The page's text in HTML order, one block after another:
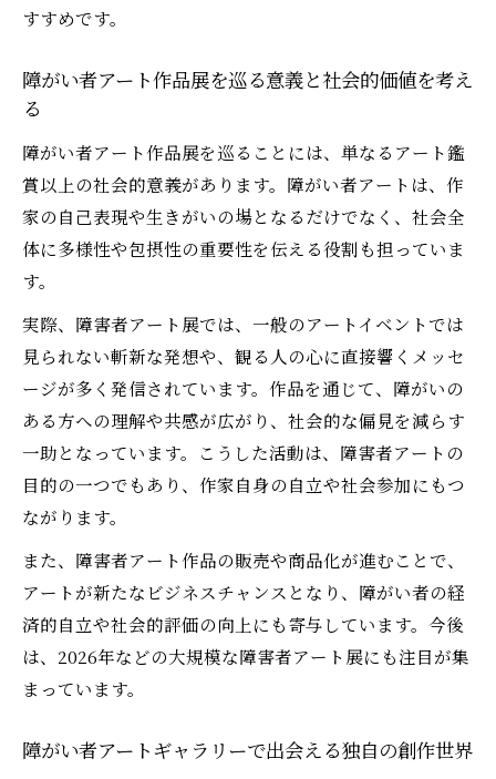
障がい者アート展の多様な楽しみ方と活用術
め方
の場
障がい者アート展参加で得られる最新情報
活用術
障がい者アート商品化を意識した展覧会の
障がい者アートギャラリー巡りで楽しむ応
援体験
ギャラリー巡りで知る障がい者アート業界の今
障がい者アート業界の現状とギャラリスト
の役割
障がい者アートギャラリーの運営と市場構
造を探る
障がい者アートビジネスで注目のギャラリ
スト事情
障がい者アート展と公募を支える業界の仕
組み
測する
すすめです。
障がい者アート作品展を巡る意義と社会的価値を考え
る
障がい者アート作品展を巡ることには、単なるアート鑑
賞以上の社会的意義があります。障がい者アートは、作
家の自己表現や生きがいの場となるだけでなく、社会全
体に多様性や包摂性の重要性を伝える役割も担っていま
す。
実際、障害者アート展では、一般のアートイベントでは
見られない斬新な発想や、観る人の心に直接響くメッセ
ージが多く発信されています。作品を通じて、障がいの
ある方への理解や共感が広がり、社会的な偏見を減らす
一助となっています。こうした活動は、障害者アートの
目的の一つでもあり、作家自身の自立や社会参加にもつ
ながります。
また、障害者アート作品の販売や商品化が進むことで、
アートが新たなビジネスチャンスとなり、障がい者の経
済的自立や社会的評価の向上にも寄与しています。今後
は、2026年などの大規模な障害者アート展にも注目が集
まっています。
障がい者アートギャラリーで出会える独自の創作世界